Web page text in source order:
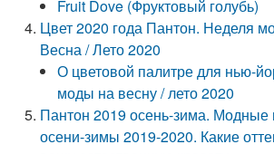
Fruit Dove (Фруктовый голубь)
Цвет 2020 года Пантон. Неделя
Весна / Лето 2020
О цветовой палитре для нью-
моды на весну / лето 2020
Пантон 2019 осень-зима. Модные
осени-зимы 2019-2020. Какие